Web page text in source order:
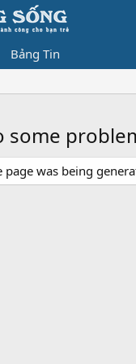
Bảng Tin
some
was being